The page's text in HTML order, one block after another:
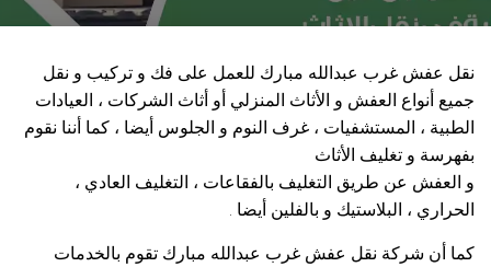
نقل عفش غرب عبدالله مبارك للعمل على فك و تركيب و نقل
جميع أنواع العفش و الأثاث المنزلي أو أثاث الشركات ، العيادات
الطبية ، المستشفيات ، غرف النوم و الجلوس أيضا ، كما أننا نقوم
بفهرسة و تغليف الأثاث
و العفش عن طريق التغليف بالفقاعات ، التغليف العادي ،
الحراري ، البلاستيك و بالفلين أيضا .
كما أن شركة نقل عفش غرب عبدالله مبارك تقوم بالخدمات